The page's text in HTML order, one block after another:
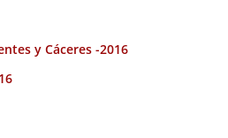
y Cáceres -2016